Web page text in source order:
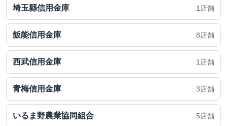
埼玉縣信用金庫 1店舗
飯能信用金庫 8店舗
西武信用金庫 1店舗
青梅信用金庫 3店舗
いるま野農業協同組合 5店舗